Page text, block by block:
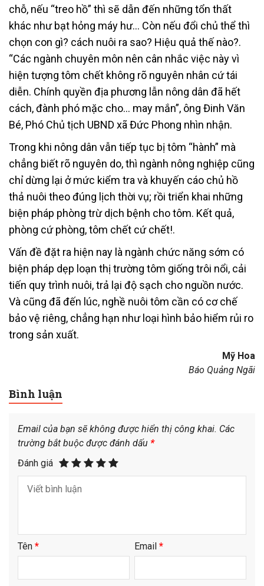
chỗ, nếu “treo hồ” thì sẽ dẫn đến những tổn thất
khác như bạt hỏng máy hư… Còn nếu đổi chủ thể thì
chọn con gì? cách nuôi ra sao? Hiệu quả thế nào?.
“Các ngành chuyên môn nên cân nhắc việc này vì
hiện tượng tôm chết không rõ nguyên nhân cứ tái
diễn. Chính quyền địa phương lẫn nông dân đã hết
cách, đành phó mặc cho… may mắn”, ông Đinh Văn
Bé, Phó Chủ tịch UBND xã Đức Phong nhìn nhận.
Trong khi nông dân vẫn tiếp tục bị tôm “hành” mà
chẳng biết rõ nguyên do, thì ngành nông nghiệp cũng
chỉ dừng lại ở mức kiểm tra và khuyến cáo chủ hồ
thả nuôi theo đúng lịch thời vụ; rồi triển khai những
biện pháp phòng trừ dịch bệnh cho tôm. Kết quả,
phòng cứ phòng, tôm chết cứ chết!.
Vấn đề đặt ra hiện nay là ngành chức năng sớm có
biện pháp dẹp loạn thị trường tôm giống trôi nổi, cải
tiến quy trình nuôi, trả lại độ sạch cho nguồn nước.
Và cũng đã đến lúc, nghề nuôi tôm cần có cơ chế
bảo vệ riêng, chẳng hạn như loại hình bảo hiểm rủi ro
trong sản xuất.
Mỹ Hoa
Báo Quảng Ngãi
Bình luận
Email của bạn sẽ không được hiển thị công khai. Các
trường bắt buộc được đánh dấu *
Đánh giá
Tên * Email *